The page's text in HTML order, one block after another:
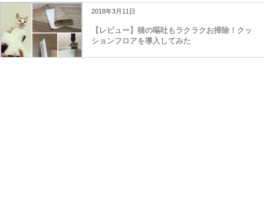
2018年3月11日
【レビュー】猫の嘔吐もラクラクお掃除！クッ
ションフロアを導入してみた